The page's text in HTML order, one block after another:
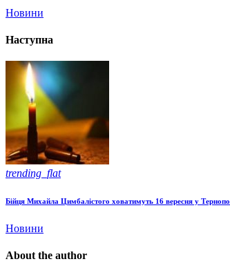
Новини
Наступна
trending_flat
Бійця Михайла Цимбалістого ховатимуть 16 вересня у
Новини
About the author